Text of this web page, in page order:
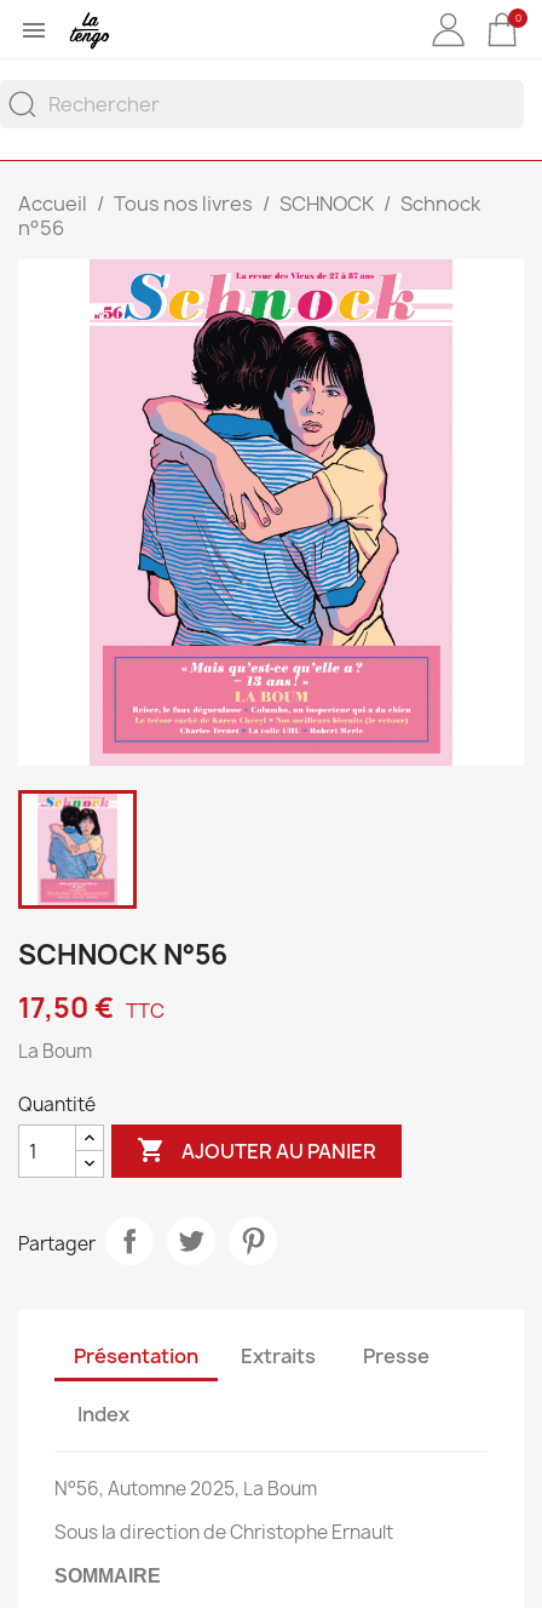
 0
Accueil Tous nos livres SCHNOCK
Schnock
n°56
SCHNOCK N°56
17,50 € TTC
La Boum
Quantité
 AJOUTER AU PANIER
Partager
Présentation Extraits Presse
Index
N°56, Automne 2025, La Boum
Sous la direction de Christophe Ernault
SOMMAIRE